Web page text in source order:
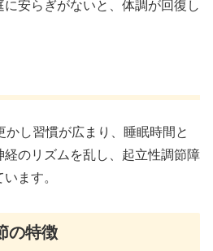
安らぎがないと、体調が回復し
し習慣が広まり、睡眠時間と
のリズムを乱し、起立性調節障
ます。
の特徴